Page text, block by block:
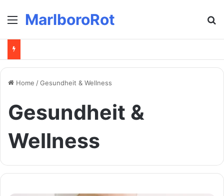
MenuMarlboroRot
Home /Gesundheit & Wellness
Gesundheit &
Wellness